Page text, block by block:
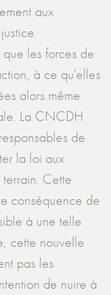
aux
les forces de
à ce qu'elles
alors même
La CNCDH
de
la loi aux
Cette
conséquence de
à une telle
cette nouvelle
pas les
de nuire à